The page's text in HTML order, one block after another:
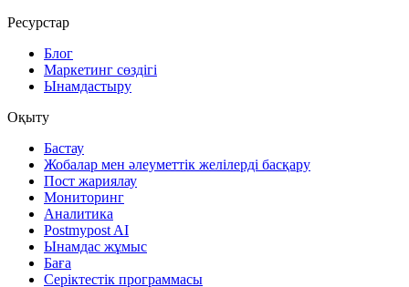
Ресурстар
Блог
Маркетинг сөздігі
Ынамдастыру
Оқыту
Бастау
Жобалар мен әлеуметтік желілерді басқару
Пост жариялау
Мониторинг
Аналитика
Postmypost AI
Ынамдас жұмыс
Баға
Серіктестік программасы